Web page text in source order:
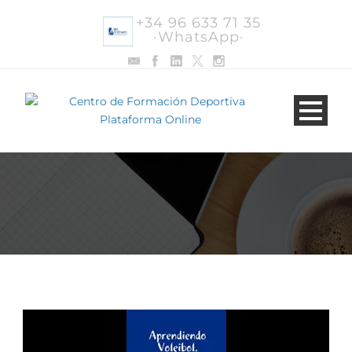
+34 96 633 71 35
·WhatsApp·